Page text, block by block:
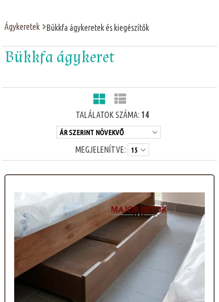
Ágykeretek Bükkfa ágykeretek és kiegészítők
Bükkfa ágykeret
TALÁLATOK SZÁMA: 14
MEGJELENÍTVE: